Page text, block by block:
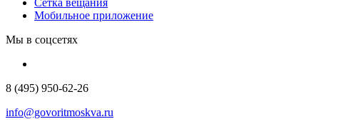
Мобильное приложение
Мы в соцсетях
8 (495) 950-62-26
info@govoritmoskva.ru